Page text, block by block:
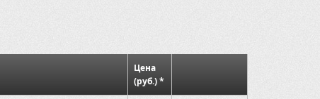
Цена
(руб.) *